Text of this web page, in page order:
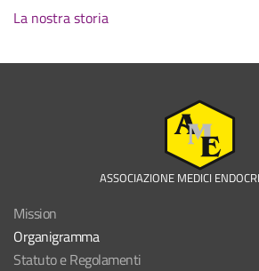
La nostra storia
ASSOCIAZIONE MEDICI
Mission
Organigramma
Statuto e Regolamenti